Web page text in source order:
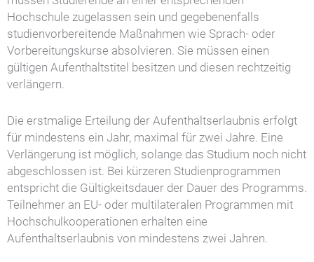
Hochschule zugelassen sein und gegebenenfalls
studienvorbereitende Maßnahmen wie Sprach- oder
Vorbereitungskurse absolvieren. Sie müssen einen
gültigen Aufenthaltstitel besitzen und diesen rechtzeitig
verlängern.
Die erstmalige Erteilung der Aufenthaltserlaubnis erfolgt
für mindestens ein Jahr, maximal für zwei Jahre. Eine
Verlängerung ist möglich, solange das Studium noch nicht
abgeschlossen ist. Bei kürzeren Studienprogrammen
entspricht die Gültigkeitsdauer der Dauer des Programms.
Teilnehmer an EU- oder multilateralen Programmen mit
Hochschulkooperationen erhalten eine
Aufenthaltserlaubnis von mindestens zwei Jahren.